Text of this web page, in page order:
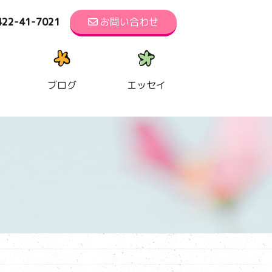
41-7021 お問い合わせ
ブログ エッセイ